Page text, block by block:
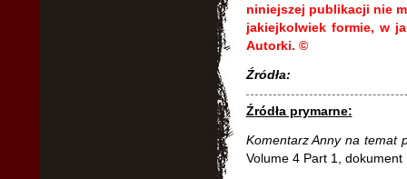
niniejszej publikacji nie
jakiejkolwiek formie, w
Autorki. ©
Źródła:
Źródła prymarne:
Komentarz Anny na temat
Volume 4 Part 1, dokument